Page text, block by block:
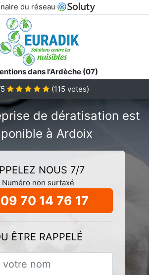
du réseau
dans l'Ardèche (07)
(115 votes)
de dératisation est
à Ardoix
NOUS 7/7
Numéro non surtaxé
09 70 14 76 17
ÊTRE RAPPELÉ